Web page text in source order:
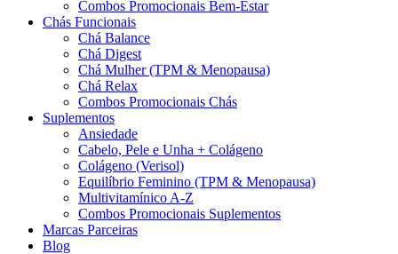
Combos Promocionais Bem-Estar
Chás Funcionais
Chá Balance
Chá Digest
Chá Mulher (TPM & Menopausa)
Chá Relax
Combos Promocionais Chás
Suplementos
Ansiedade
Cabelo, Pele e Unha + Colágeno
Colágeno (Verisol)
Equilíbrio Feminino (TPM & Menopausa)
Multivitamínico A-Z
Combos Promocionais Suplementos
Marcas Parceiras
Blog